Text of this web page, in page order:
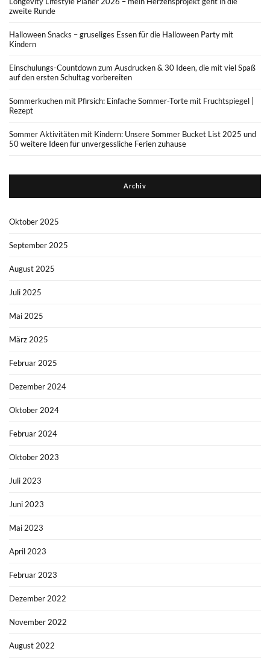
zweite Runde
Halloween Snacks – gruseliges Essen für die Halloween Party mit
Kindern
Einschulungs-Countdown zum Ausdrucken & 30 Ideen, die mit viel Spaß
auf den ersten Schultag vorbereiten
Sommerkuchen mit Pfirsich: Einfache Sommer-Torte mit Fruchtspiegel |
Rezept
Sommer Aktivitäten mit Kindern: Unsere Sommer Bucket List 2025 und
50 weitere Ideen für unvergessliche Ferien zuhause
Archiv
Oktober 2025
September 2025
August 2025
Juli 2025
Mai 2025
März 2025
Februar 2025
Dezember 2024
Oktober 2024
Februar 2024
Oktober 2023
Juli 2023
Juni 2023
Mai 2023
April 2023
Februar 2023
Dezember 2022
November 2022
August 2022